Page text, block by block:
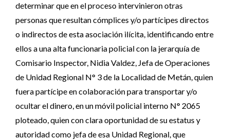
determinar que en el proceso intervinieron otras
personas que resultan cómplices y/o partícipes directos
o indirectos de esta asociación ilícita, identificando entre
ellos a una alta funcionaria policial con la jerarquía de
Comisario Inspector, Nidia Valdez, Jefa de Operaciones
de Unidad Regional N° 3 de la Localidad de Metán, quien
fuera partícipe en colaboración para transportar y/o
ocultar el dinero, en un móvil policial interno N° 2065
ploteado, quien con clara oportunidad de su estatus y
autoridad como jefa de esa Unidad Regional, que